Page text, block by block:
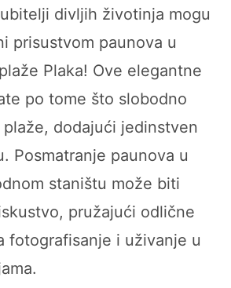
divljih životinja mogu
prisustvom paunova u
Plaka! Ove elegantne
po tome što slobodno
dodajući jedinstven
Posmatranje paunova u
staništu može biti
pružajući odlične
fotografisanje i uživanje u